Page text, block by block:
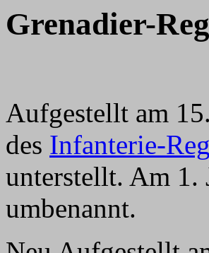
Grenadier-
Aufgestellt am
des Infanterie-
unterstellt. Am 1.
umbenannt.